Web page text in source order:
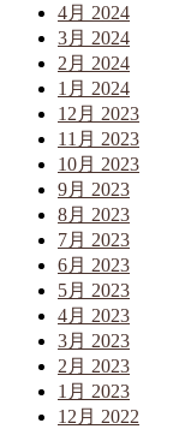
4月 2024
3月 2024
2月 2024
1月 2024
12月 2023
11月 2023
10月 2023
9月 2023
8月 2023
7月 2023
6月 2023
5月 2023
4月 2023
3月 2023
2月 2023
1月 2023
12月 2022